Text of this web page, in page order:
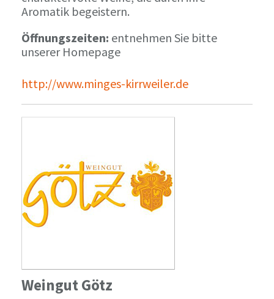
Aromatik begeistern.
Öffnungszeiten: entnehmen Sie bitte
unserer Homepage
http://www.minges-kirrweiler.de
Weingut Götz